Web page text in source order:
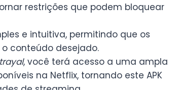
restrições que podem bloquear
e intuitiva, permitindo que os
conteúdo desejado.
, você terá acesso a uma ampla
na Netflix, tornando este APK